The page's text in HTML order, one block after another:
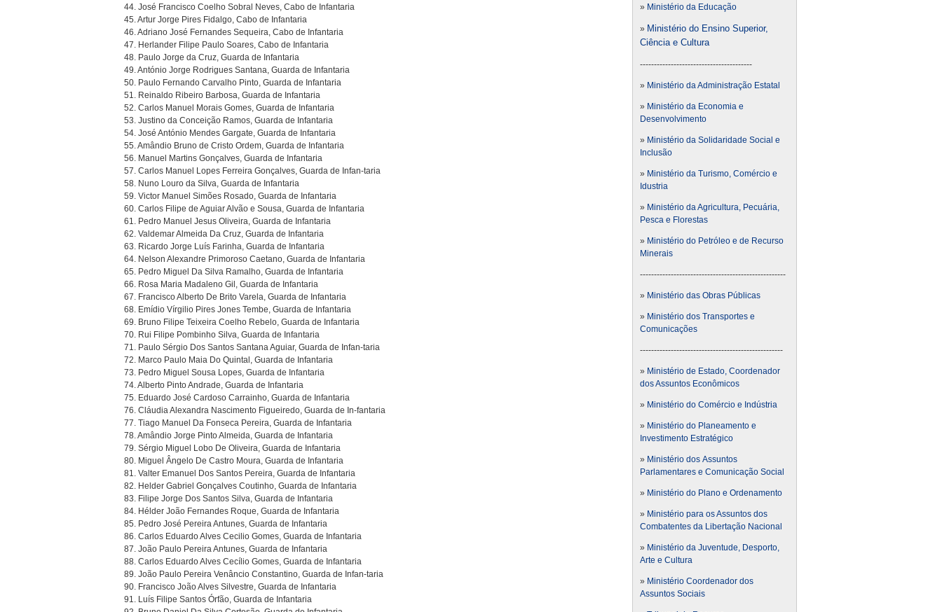
44. José Francisco Coelho Sobral Neves, Cabo de Infantaria
45. Artur Jorge Pires Fidalgo, Cabo de Infantaria
46. Adriano José Fernandes Sequeira, Cabo de Infantaria
47. Herlander Filipe Paulo Soares, Cabo de Infantaria
48. Paulo Jorge da Cruz, Guarda de Infantaria
49. António Jorge Rodrigues Santana, Guarda de Infantaria
50. Paulo Fernando Carvalho Pinto, Guarda de Infantaria
51. Reinaldo Ribeiro Barbosa, Guarda de Infantaria
52. Carlos Manuel Morais Gomes, Guarda de Infantaria
53. Justino da Conceição Ramos, Guarda de Infantaria
54. José António Mendes Gargate, Guarda de Infantaria
55. Amândio Bruno de Cristo Ordem, Guarda de Infantaria
56. Manuel Martins Gonçalves, Guarda de Infantaria
57. Carlos Manuel Lopes Ferreira Gonçalves, Guarda de Infan-taria
58. Nuno Louro da Silva, Guarda de Infantaria
59. Victor Manuel Simões Rosado, Guarda de Infantaria
60. Carlos Filipe de Aguiar Alvão e Sousa, Guarda de Infantaria
61. Pedro Manuel Jesus Oliveira, Guarda de Infantaria
62. Valdemar Almeida Da Cruz, Guarda de Infantaria
63. Ricardo Jorge Luís Farinha, Guarda de Infantaria
64. Nelson Alexandre Primoroso Caetano, Guarda de Infantaria
65. Pedro Miguel Da Silva Ramalho, Guarda de Infantaria
66. Rosa Maria Madaleno Gil, Guarda de Infantaria
67. Francisco Alberto De Brito Varela, Guarda de Infantaria
68. Emídio Vírgilio Pires Jones Tembe, Guarda de Infantaria
69. Bruno Filipe Teixeira Coelho Rebelo, Guarda de Infantaria
70. Rui Filipe Pombinho Silva, Guarda de Infantaria
71. Paulo Sérgio Dos Santos Santana Aguiar, Guarda de Infan-taria
72. Marco Paulo Maia Do Quintal, Guarda de Infantaria
73. Pedro Miguel Sousa Lopes, Guarda de Infantaria
74. Alberto Pinto Andrade, Guarda de Infantaria
75. Eduardo José Cardoso Carrainho, Guarda de Infantaria
76. Cláudia Alexandra Nascimento Figueiredo, Guarda de In-fantaria
77. Tiago Manuel Da Fonseca Pereira, Guarda de Infantaria
78. Amândio Jorge Pinto Almeida, Guarda de Infantaria
79. Sérgio Miguel Lobo De Oliveira, Guarda de Infantaria
80. Miguel Ângelo De Castro Moura, Guarda de Infantaria
81. Valter Emanuel Dos Santos Pereira, Guarda de Infantaria
82. Helder Gabriel Gonçalves Coutinho, Guarda de Infantaria
83. Filipe Jorge Dos Santos Silva, Guarda de Infantaria
84. Hélder João Fernandes Roque, Guarda de Infantaria
85. Pedro José Pereira Antunes, Guarda de Infantaria
86. Carlos Eduardo Alves Cecilio Gomes, Guarda de Infantaria
87. João Paulo Pereira Antunes, Guarda de Infantaria
88. Carlos Eduardo Alves Cecílio Gomes, Guarda de Infantaria
89. João Paulo Pereira Venâncio Constantino, Guarda de Infan-taria
90. Francisco João Alves Silvestre, Guarda de Infantaria
91. Luís Filipe Santos Órfão, Guarda de Infantaria
» Ministério da Educação
» Ministério do Ensino Superior,
Ciência e Cultura
----------------------------------------
» Ministério da Administração Estatal
» Ministério da Economia e
Desenvolvimento
» Ministério da Solidaridade Social e
Inclusão
» Ministério da Turismo, Comércio e
Idustria
» Ministério da Agricultura, Pecuária,
Pesca e Florestas
» Ministério do Petróleo e de Recurso
Minerais
----------------------------------------------------
» Ministério das Obras Públicas
» Ministério dos Transportes e
Comunicações
---------------------------------------------------
» Ministério de Estado, Coordenador
dos Assuntos Econômicos
» Ministério do Comércio e Indústria
» Ministério do Planeamento e
Investimento Estratégico
» Ministério dos Assuntos
Parlamentares e Comunicação Social
» Ministério do Plano e Ordenamento
» Ministério para os Assuntos dos
Combatentes da Libertação Nacional
» Ministério da Juventude, Desporto,
Arte e Cultura
» Ministério Coordenador dos
Assuntos Sociais